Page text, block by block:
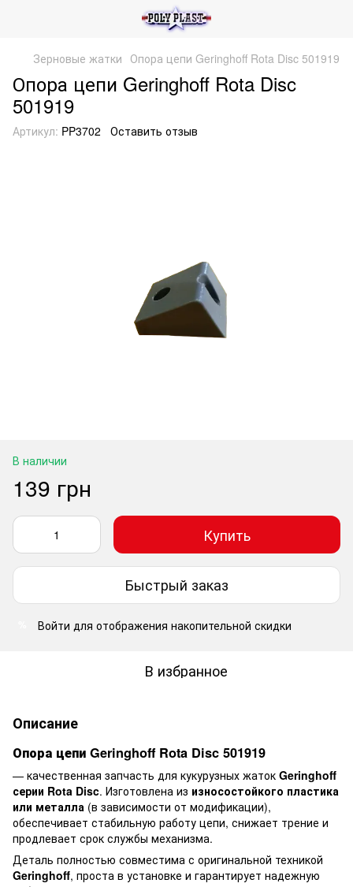
Зерновые жатки Опора цепи Geringhoff Rota Disc 501919
Опора цепи Geringhoff Rota Disc
501919
Артикул: PP3702 Оставить отзыв
В наличии
139 грн
Купить
Быстрый заказ
Войти для отображения накопительной скидки
В избранное
Описание
Опора цепи Geringhoff Rota Disc 501919
— качественная запчасть для кукурузных жаток Geringhoff
серии Rota Disc. Изготовлена из износостойкого пластика
или металла (в зависимости от модификации),
обеспечивает стабильную работу цепи, снижает трение и
продлевает срок службы механизма.
Деталь полностью совместима с оригинальной техникой
Geringhoff, проста в установке и гарантирует надежную